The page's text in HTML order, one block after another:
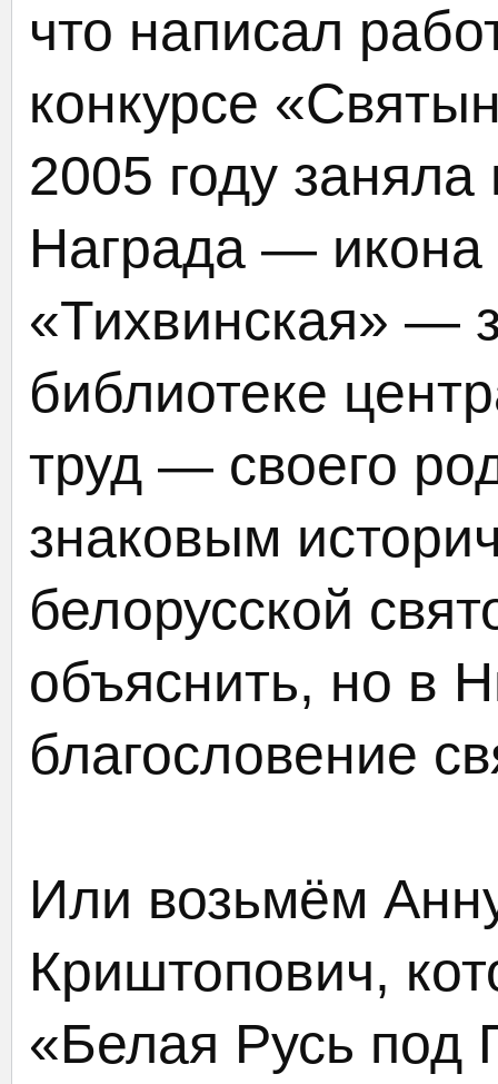
что написал
конкурсе
2005 году
Награда —
«Тихвинская» —
библиотеке
труд — своего
знаковым
белорусской
объяснить, но в
благословение
Или возьмём
Криштопович,
«Белая Русь под